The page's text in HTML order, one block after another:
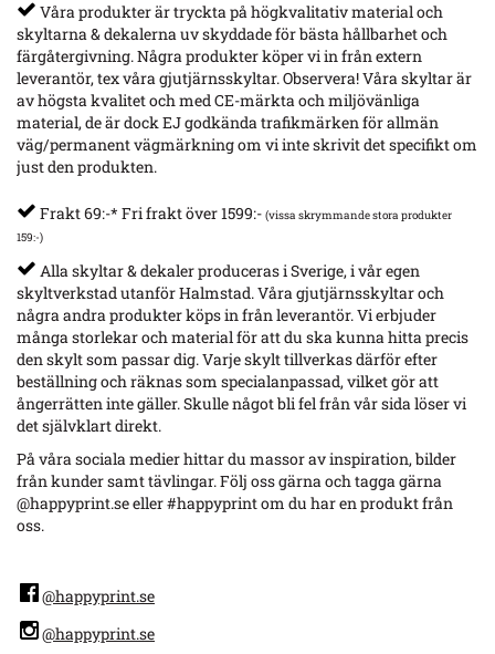
Våra produkter är tryckta på högkvalitativ material och
skyltarna & dekalerna uv skyddade för bästa hållbarhet och
färgåtergivning. Några produkter köper vi in från extern
leverantör, tex våra gjutjärnsskyltar. Observera! Våra skyltar är
av högsta kvalitet och med CE-märkta och miljövänliga
material, de är dock EJ godkända trafikmärken för allmän
väg/permanent vägmärkning om vi inte skrivit det specifikt om
just den produkten.
Frakt 69:-* Fri frakt över 1599:- (vissa skrymmande stora produkter
159:-)
Alla skyltar & dekaler produceras i Sverige, i vår egen
skyltverkstad utanför Halmstad. Våra gjutjärnsskyltar och
några andra produkter köps in från leverantör. Vi erbjuder
många storlekar och material för att du ska kunna hitta precis
den skylt som passar dig. Varje skylt tillverkas därför efter
beställning och räknas som specialanpassad, vilket gör att
ångerrätten inte gäller. Skulle något bli fel från vår sida löser vi
det självklart direkt.
På våra sociala medier hittar du massor av inspiration, bilder
från kunder samt tävlingar. Följ oss gärna och tagga gärna
@happyprint.se eller #happyprint om du har en produkt från
oss.
@happyprint.se
@happyprint.se